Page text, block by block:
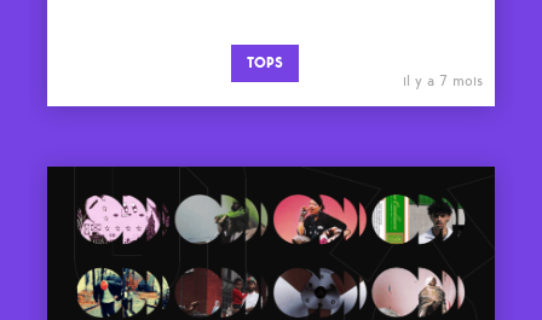
TOPS
il y a 7 mois